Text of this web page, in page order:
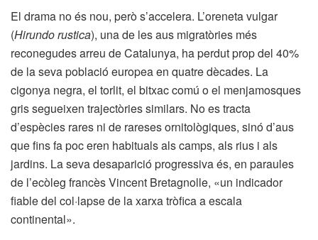
El drama no és nou, però s’accelera. L’oreneta vulgar
(Hirundo rustica), una de les aus migratòries més
reconegudes arreu de Catalunya, ha perdut prop del 40%
de la seva població europea en quatre dècades. La
cigonya negra, el torlit, el bitxac comú o el menjamosques
gris segueixen trajectòries similars. No es tracta
d’espècies rares ni de rareses ornitològiques, sinó d’aus
que fins fa poc eren habituals als camps, als rius i als
jardins. La seva desaparició progressiva és, en paraules
de l’ecòleg francès Vincent Bretagnolle, «un indicador
fiable del col·lapse de la xarxa tròfica a escala
continental».